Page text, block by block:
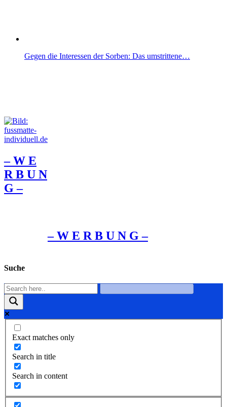
Gegen die Interessen der Sorben: Das umstrittene…
– W Ε
R Β U Ν
G –
– W Ε R Β U Ν G –
Suche
Exact matches only
Search in title
Search in content